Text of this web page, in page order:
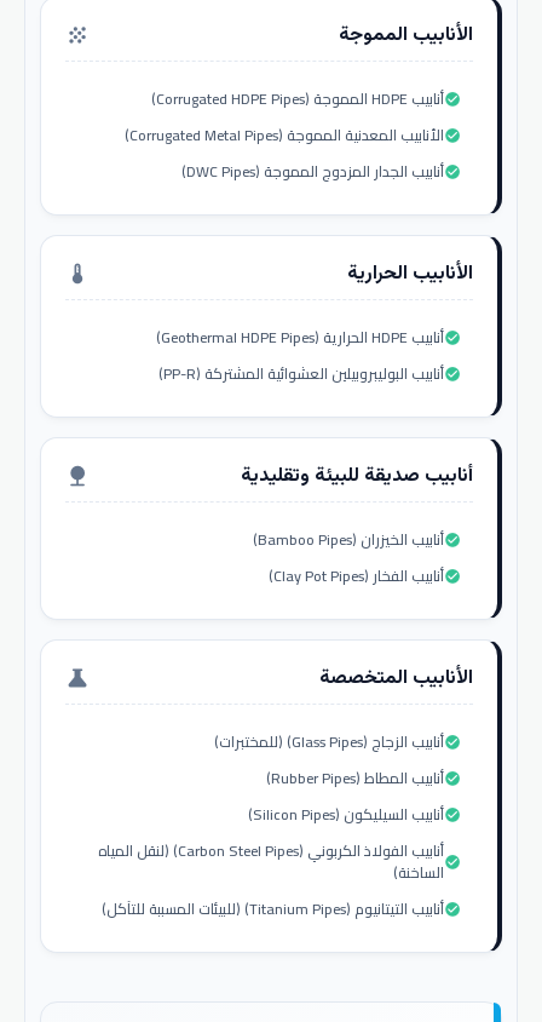
الأنابيب المموجة grain
أنابيب HDPE المموجة (Corrugated HDPE Pipes)check_circle
الأنابيب المعدنية المموجة (Corrugated Metal Pipes)check_circle
أنابيب الجدار المزدوج المموجة (DWC Pipes)check_circle
الأنابيب الحرارية thermostat
أنابيب HDPE الحرارية (Geothermal HDPE Pipes)check_circle
أنابيب البوليبروبيلين العشوائية المشتركة (PP-R)check_circle
أنابيب صديقة للبيئة وتقليدية nature
أنابيب الخيزران (Bamboo Pipes)check_circle
أنابيب الفخار (Clay Pot Pipes)check_circle
الأنابيب المتخصصة science
أنابيب الزجاج (Glass Pipes) (للمختبرات)check_circle
أنابيب المطاط (Rubber Pipes)check_circle
أنابيب السيليكون (Silicon Pipes)check_circle
أنابيب الفولاذ الكربوني (Carbon Steel Pipes) (لنقل المياه
الساخنة)check_circle
أنابيب التيتانيوم (Titanium Pipes) (للبيئات المسببة للتآكل)check_circle